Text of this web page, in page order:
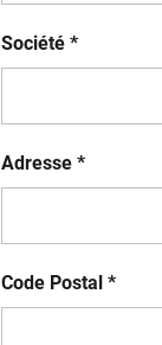
Société *
Adresse *
Code Postal *